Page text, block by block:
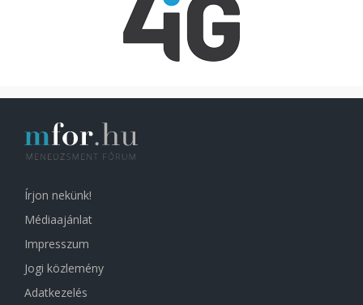
Írjon nekünk!
Médiaajánlat
Impresszum
Jogi közlemény
Adatkezelés